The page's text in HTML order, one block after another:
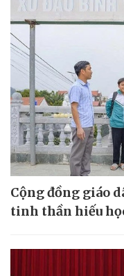
Cộng đồng giáo
tinh thần hiếu